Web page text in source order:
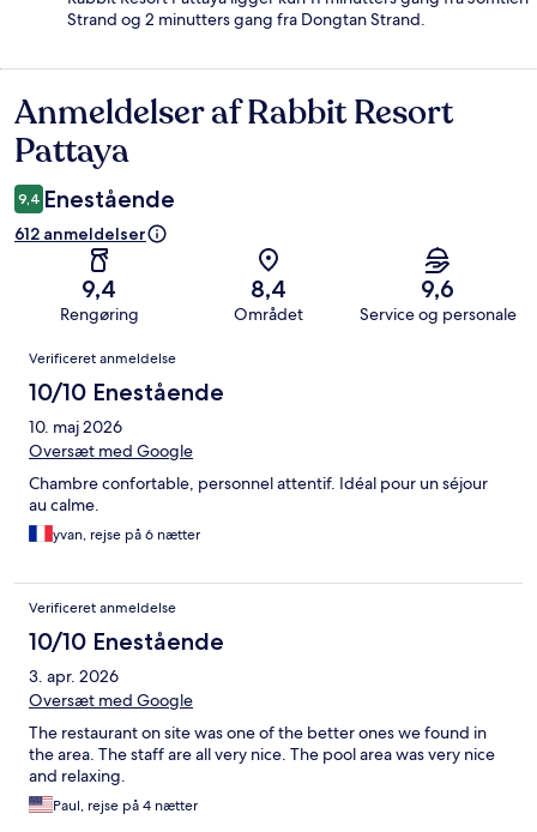
Strand og 2 minutters gang fra Dongtan Strand.
Anmeldelser
Anmeldelser af Rabbit Resort
Pattaya
9,4 Enestående
612 anmeldelser
9,4
Rengøring
8,4
Området
9,6
Service og personale
Anmeldelser
Verificeret anmeldelse
10/10 Enestående
10. maj 2026
Oversæt med Google
Chambre confortable, personnel attentif. Idéal pour un séjour
au calme.
yvan, rejse på 6 nætter
Verificeret anmeldelse
10/10 Enestående
3. apr. 2026
Oversæt med Google
The restaurant on site was one of the better ones we found in
the area. The staff are all very nice. The pool area was very nice
and relaxing.
Paul, rejse på 4 nætter